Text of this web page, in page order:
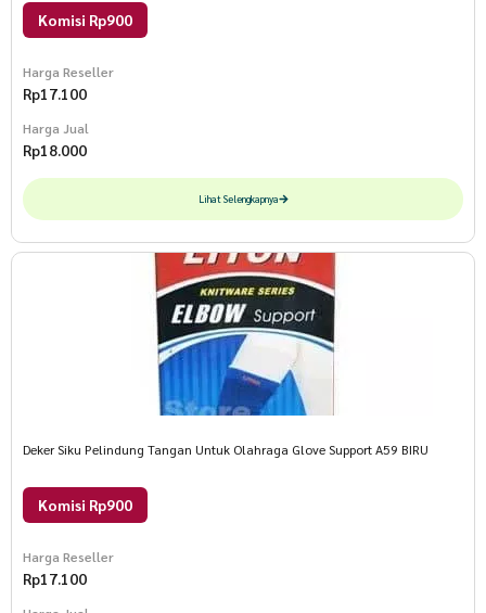
Komisi Rp900
Harga Reseller
Rp17.100
Harga Jual
Rp18.000
Lihat Selengkapnya
Deker Siku Pelindung Tangan Untuk Olahraga Glove Support A59 BIRU
Komisi Rp900
Harga Reseller
Rp17.100